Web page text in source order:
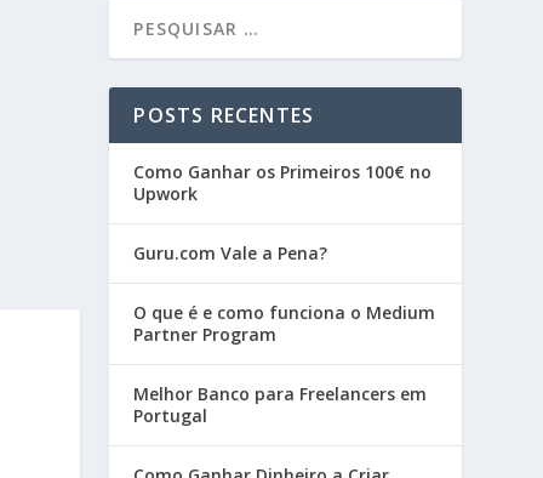
POSTS RECENTES
Como Ganhar os Primeiros 100€ no
Upwork
Guru.com Vale a Pena?
O que é e como funciona o Medium
Partner Program
Melhor Banco para Freelancers em
Portugal